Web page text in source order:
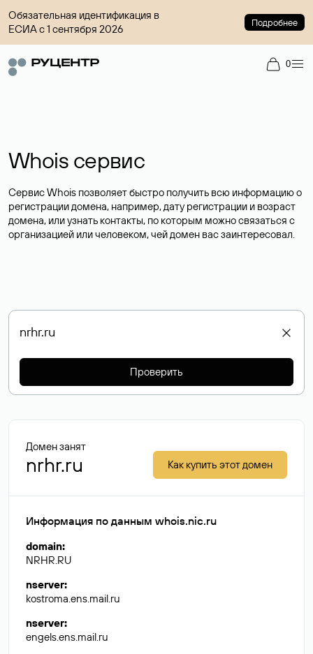
Обязательная идентификация в
ЕСИА с 1 сентября 2026
Подробнее
0
Whois сервис
Сервис Whois позволяет быстро получить всю информацию о
регистрации домена, например, дату регистрации и возраст
домена, или узнать контакты, по которым можно связаться с
организацией или человеком, чей домен вас заинтересовал.
Проверить
Домен занят
nrhr.ru Как купить этот домен
Информация по данным whois.nic.ru
domain:
NRHR.RU
nserver:
kostroma.ens.mail.ru
nserver:
engels.ens.mail.ru